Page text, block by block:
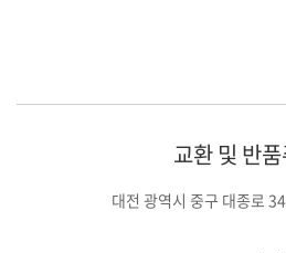
교환 및 반품
대전 광역시 중구 대종로